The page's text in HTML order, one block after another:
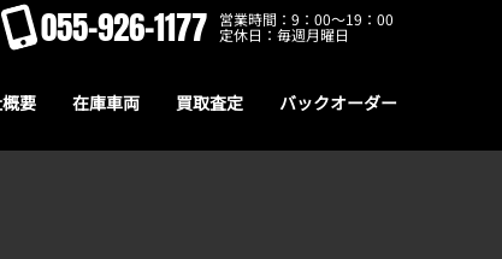
055-926-1177 営業時間：9：00～19：00
定休日：毎週月曜日
要 在庫車両 買取査定 バックオーダー